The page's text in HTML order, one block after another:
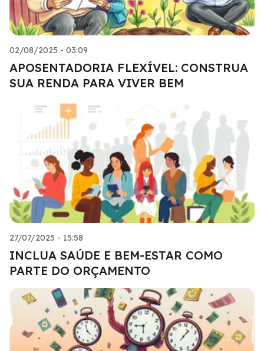
02/08/2025 - 03:09
APOSENTADORIA FLEXÍVEL: CONSTRUA
SUA RENDA PARA VIVER BEM
27/07/2025 - 15:58
INCLUA SAÚDE E BEM-ESTAR COMO
PARTE DO ORÇAMENTO